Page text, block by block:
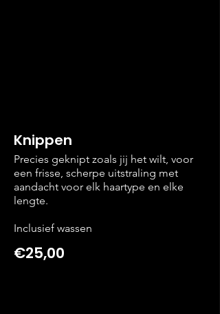
Knippen
Precies geknipt zoals jij het wilt, voor
een frisse, scherpe uitstraling met
aandacht voor elk haartype en elke
lengte.
Inclusief wassen
€25,00